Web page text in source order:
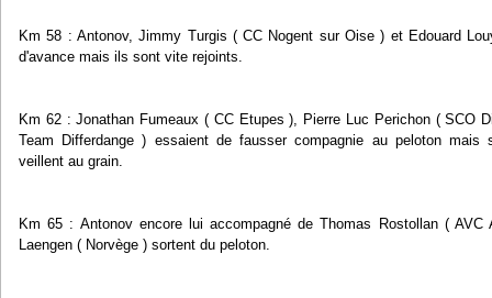
Km 58 : Antonov, Jimmy Turgis ( CC Nogent sur Oise ) et Edouard
d'avance mais ils sont vite rejoints.
Km 62 : Jonathan Fumeaux ( CC Etupes ), Pierre Luc Perichon ( SCO
Team Differdange ) essaient de fausser compagnie au peloton mais
veillent au grain.
Km 65 : Antonov encore lui accompagné de Thomas Rostollan (
Laengen ( Norvège ) sortent du peloton.